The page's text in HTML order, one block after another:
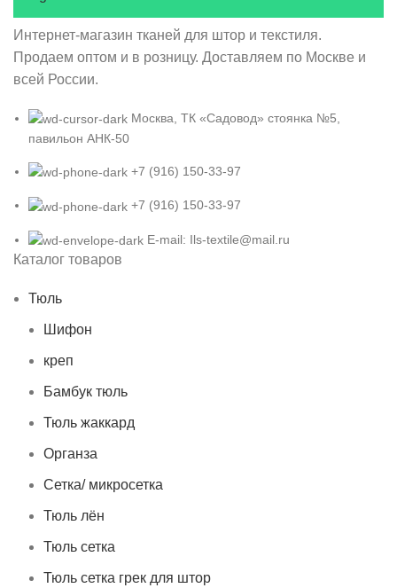
Интернет-магазин тканей для штор и текстиля.
Продаем оптом и в розницу. Доставляем по Москве и
всей России.
Москва, ТК «Садовод» стоянка №5,
павильон АНК-50
+7 (916) 150-33-97
+7 (916) 150-33-97
E-mail: Ils-textile@mail.ru
Каталог товаров
Тюль
Шифон
креп
Бамбук тюль
Тюль жаккард
Органза
Сетка/ микросетка
Тюль лён
Тюль сетка
Тюль сетка грек для штор